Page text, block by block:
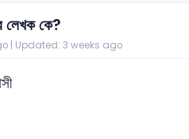
লেখক কে?
| Updated: 3 weeks ago